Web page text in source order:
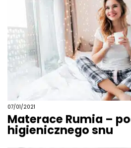
07/01/2021
Materace Rumia –
higienicznego snu